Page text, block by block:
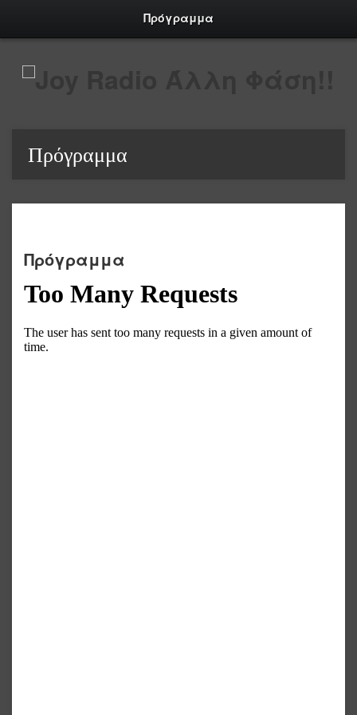
Πρόγραμμα
Πρόγραμμα
Πρόγραμμα